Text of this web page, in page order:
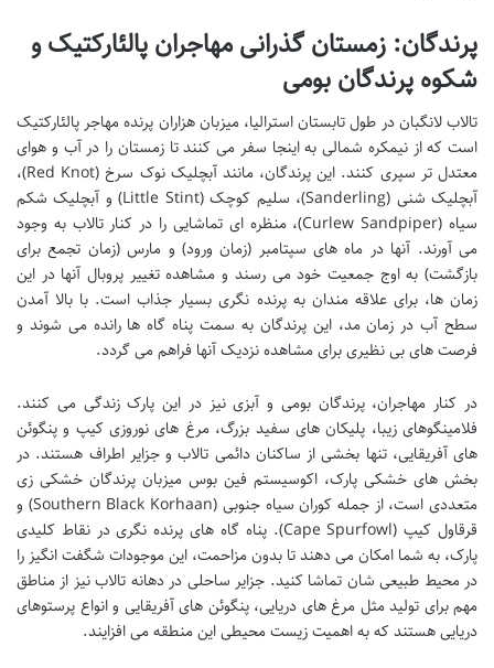
پرندگان: زمستان گذرانی مهاجران پالئارکتیک و
شکوه پرندگان بومی
تالاب لانگبان در طول تابستان استرالیا، میزبان هزاران پرنده مهاجر پالئارکتیک
است که از نیمکره شمالی به اینجا سفر می کنند تا زمستان را در آب و هوای
معتدل تر سپری کنند. این پرندگان، مانند آبچلیک نوک سرخ (Red Knot)،
آبچلیک شنی (Sanderling)، سلیم کوچک (Little Stint) و آبچلیک شکم
سیاه (Curlew Sandpiper)، منظره ای تماشایی را در کنار تالاب به وجود
می آورند. آنها در ماه های سپتامبر (زمان ورود) و مارس (زمان تجمع برای
بازگشت) به اوج جمعیت خود می رسند و مشاهده تغییر پروبال آنها در این
زمان ها، برای علاقه مندان به پرنده نگری بسیار جذاب است. با بالا آمدن
سطح آب در زمان مد، این پرندگان به سمت پناه گاه ها رانده می شوند و
فرصت های بی نظیری برای مشاهده نزدیک آنها فراهم می گردد.
در کنار مهاجران، پرندگان بومی و آبزی نیز در این پارک زندگی می کنند.
فلامینگوهای زیبا، پلیکان های سفید بزرگ، مرغ های نوروزی کیپ و پنگوئن
های آفریقایی، تنها بخشی از ساکنان دائمی تالاب و جزایر اطراف هستند. در
بخش های خشکی پارک، اکوسیستم فین بوس میزبان پرندگان خشکی زی
متعددی است، از جمله کوران سیاه جنوبی (Southern Black Korhaan) و
قرقاول کیپ (Cape Spurfowl). پناه گاه های پرنده نگری در نقاط کلیدی
پارک، به شما امکان می دهند تا بدون مزاحمت، این موجودات شگفت انگیز را
در محیط طبیعی شان تماشا کنید. جزایر ساحلی در دهانه تالاب نیز از مناطق
مهم برای تولید مثل مرغ های دریایی، پنگوئن های آفریقایی و انواع پرستوهای
دریایی هستند که به اهمیت زیست محیطی این منطقه می افزایند.